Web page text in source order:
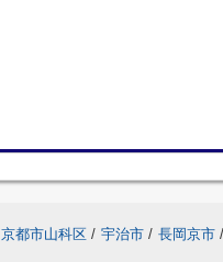
京都市山科区 / 宇治市 / 長岡京市 /